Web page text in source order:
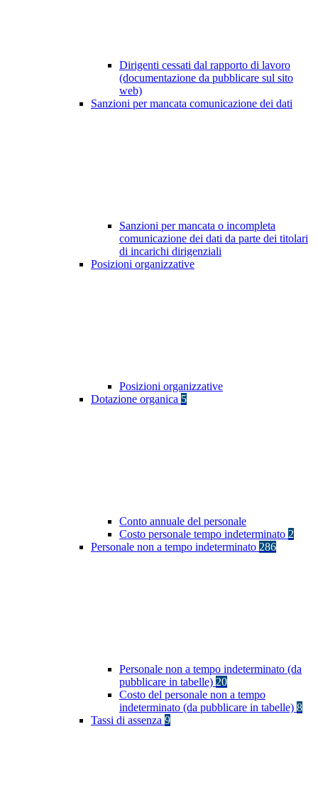
Dirigenti cessati dal rapporto di lavoro
(documentazione da pubblicare sul sito
web)
Sanzioni per mancata comunicazione dei dati
Sanzioni per mancata o incompleta
comunicazione dei dati da parte dei titolari
di incarichi dirigenziali
Posizioni organizzative
Posizioni organizzative
Dotazione organica 5
Conto annuale del personale
Costo personale tempo indeterminato 2
Personale non a tempo indeterminato 286
Personale non a tempo indeterminato (da
pubblicare in tabelle) 20
Costo del personale non a tempo
indeterminato (da pubblicare in tabelle) 8
Tassi di assenza 9